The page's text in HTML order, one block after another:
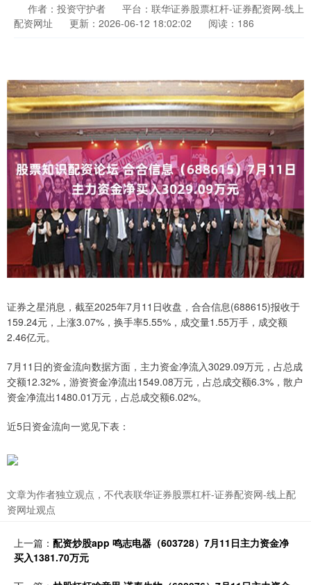
作者：投资守护者
平台：联华证券股票杠杆-证券配资网-线上
配资网址
更新：2026-06-12 18:02:02 阅读：186
证券之星消息，截至2025年7月11日收盘，合合信息(688615)报收于
159.24元，上涨3.07%，换手率5.55%，成交量1.55万手，成交额
2.46亿元。
7月11日的资金流向数据方面，主力资金净流入3029.09万元，占总成
交额12.32%，游资资金净流出1549.08万元，占总成交额6.3%，散户
资金净流出1480.01万元，占总成交额6.02%。
近5日资金流向一览见下表：
文章为作者独立观点，不代表联华证券股票杠杆-证券配资网-线上配
资网址观点
上一篇： 配资炒股app 鸣志电器（603728）7月11日主力资金净
买入1381.70万元